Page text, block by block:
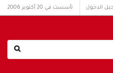
الدخول تأسست في 20 أكتوبر 2006